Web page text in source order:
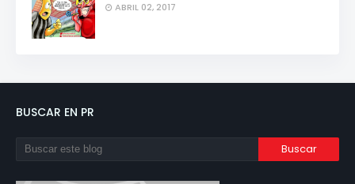
ABRIL 02, 2017
BUSCAR EN PR